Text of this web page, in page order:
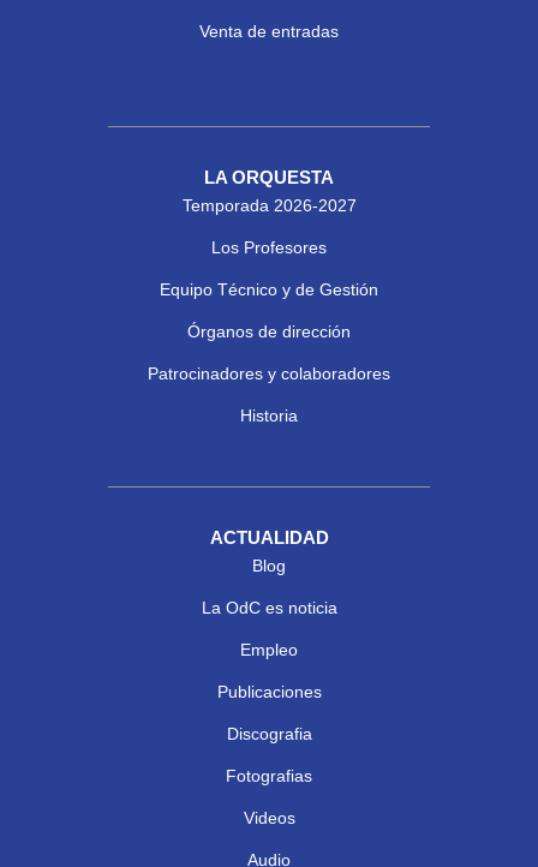
Venta de entradas
LA ORQUESTA
Temporada 2026-2027
Los Profesores
Equipo Técnico y de Gestión
Órganos de dirección
Patrocinadores y colaboradores
Historia
ACTUALIDAD
Blog
La OdC es noticia
Empleo
Publicaciones
Discografia
Fotografias
Videos
Audio